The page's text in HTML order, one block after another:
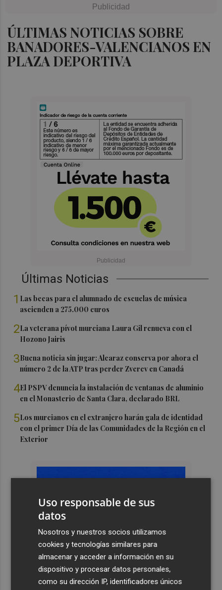
ÚLTIMAS NOTICIAS SOBRE
BANADORES-VALENCIANOS EN
PLAZA DEPORTIVA
Últimas Noticias
1 Las becas para el alumnado de escuelas de música
ascienden a 275.000 euros
2La veterana pívot murciana Laura Gil renueva con el
Hozono Jairis
3Buena noticia sin jugar: Alcaraz conserva por ahora el
número 2 de la ATP tras perder Zverev en Canadá
4El PSPV denuncia la instalación de ventanas de aluminio
en el Monasterio de Santa Clara, declarado BRL
5Los murcianos en el extranjero harán gala de identidad
con el primer Día de las Comunidades de la Región en el
Exterior
Uso responsable de sus
datos
Nosotros y nuestros socios utilizamos
cookies y tecnologías similares para
almacenar y acceder a información en su
dispositivo y procesar datos personales,
como su dirección IP, identificadores únicos